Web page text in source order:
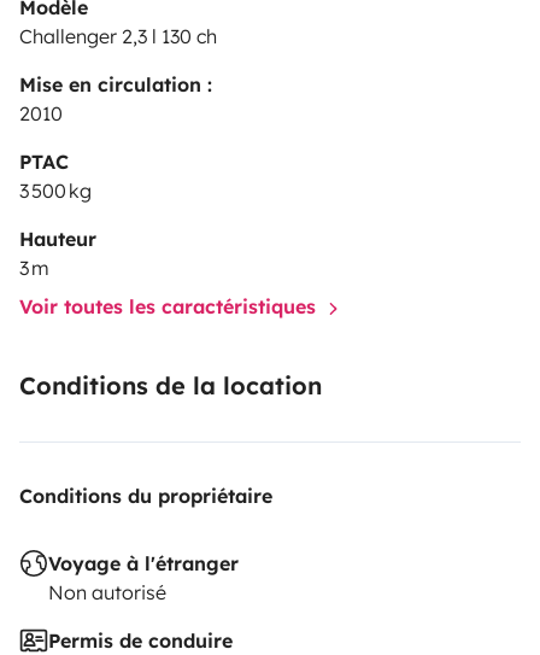
Modèle
Challenger 2,3 l 130 ch
Mise en circulation :
2010
PTAC
3 500 kg
Hauteur
3 m
Voir toutes les caractéristiques
Conditions de la location
Conditions du propriétaire
Voyage à l'étranger
Non autorisé
Permis de conduire